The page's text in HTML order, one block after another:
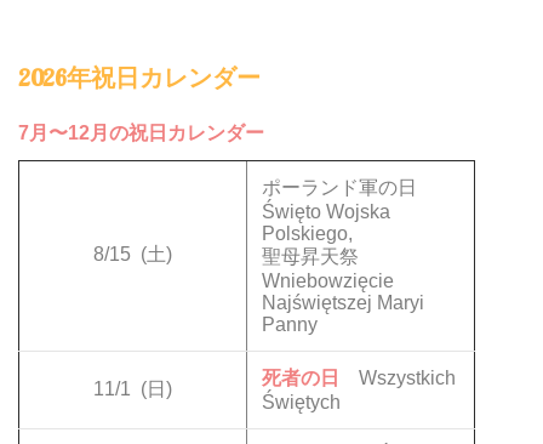
2026年祝日カレンダー
7月〜12月の祝日カレンダー
8/15 (土)
ポーランド軍の日
Święto Wojska
Polskiego,
聖母昇天祭
Wniebowzięcie
Najświętszej Maryi
Panny
11/1 (日)
死者の日
Wszystkich
Świętych